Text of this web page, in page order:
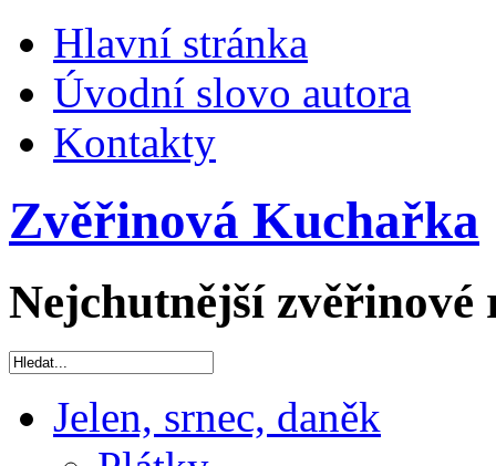
Hlavní stránka
Úvodní slovo autora
Kontakty
Zvěřinová Kuchařka
Nejchutnější zvěřinové
Jelen, srnec, daněk